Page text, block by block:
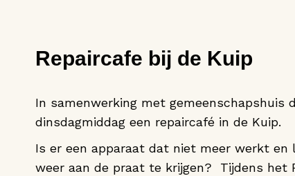
Repaircafe bij de Kuip
In samenwerking met gemeenschapshuis
dinsdagmiddag een repaircafé in de Kuip.
Is er een apparaat dat niet meer werkt
weer aan de praat te krijgen? Tijdens het